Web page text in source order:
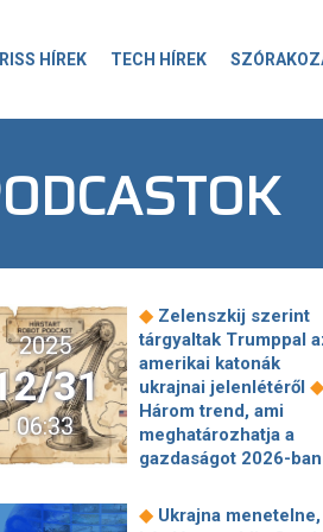
HÍREK TECH HÍREK
2025
31
06:33
◆ Zelenszkij szerint
tárgyaltak Trumppal
amerikai katonák
ukrajnai jelenlétéről ◆
Három trend, ami
meghatározhatja a
gazdaságot 2026-ban
hogy Sulyok Tamásnak
◆ Ukrajna menetelne,